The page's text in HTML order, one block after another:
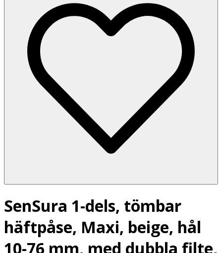
SenSura 1-dels, tömbar
häftpåse, Maxi, beige, hål
10-76 mm, med dubbla filte,